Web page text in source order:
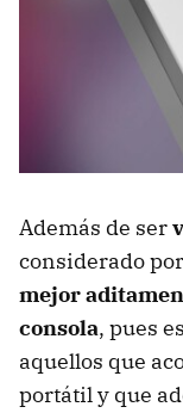
Además de ser
considerado por
mejor
consola, pues
aquellos que
portátil y que